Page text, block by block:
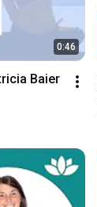
0:46
Baier